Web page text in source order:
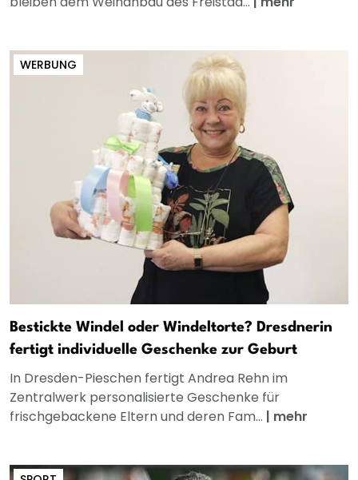
WERBUNG
Bestickte Windel oder Windeltorte? Dresdnerin
fertigt individuelle Geschenke zur Geburt
In Dresden-Pieschen fertigt Andrea Rehn im
Zentralwerk personalisierte Geschenke für
frischgebackene Eltern und deren Fam... | mehr